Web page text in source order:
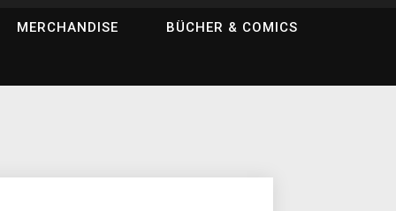
MERCHANDISE BÜCHER & COMICS